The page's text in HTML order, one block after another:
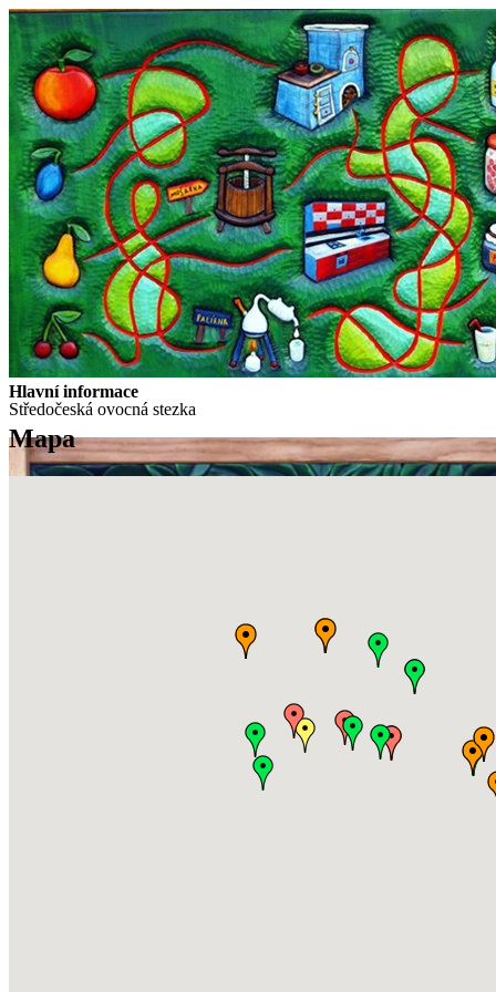
Středočeská ovocná stezka
Hlavní informace
Mapa